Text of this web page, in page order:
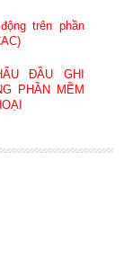
trên phần
ĐẦU GHI
PHẦN MỀM